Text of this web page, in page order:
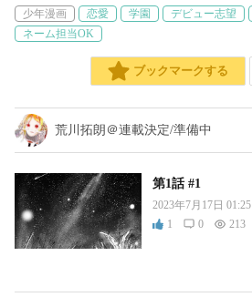
少年漫画 恋愛 学園 デビュー志望
ネーム担当OK
ブックマークする
荒川拓朗＠連載決定/準備中
第1話 #1
2023年7月17日 01:25
1
0 213